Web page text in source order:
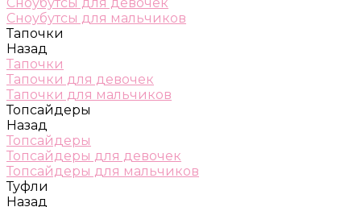
Сноубутсы для мальчиков
Тапочки
Назад
Тапочки
Тапочки для девочек
Тапочки для мальчиков
Топсайдеры
Назад
Топсайдеры
Топсайдеры для девочек
Топсайдеры для мальчиков
Туфли
Назад